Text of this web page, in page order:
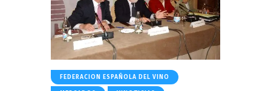
FEDERACION ESPAÑOLA DEL VINO